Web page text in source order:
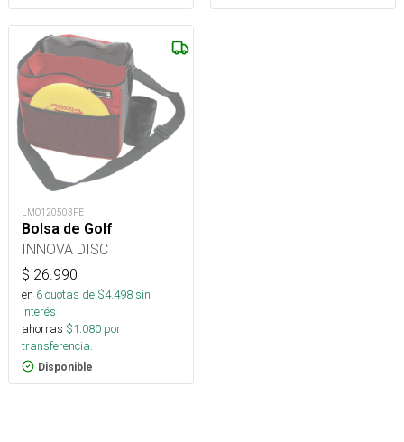
LMO120503FE
Bolsa de Golf
INNOVA DISC
$ 26.990
en 6cuotas de $4.498sin
interés
ahorras $1.080 por
transferencia.
Disponible